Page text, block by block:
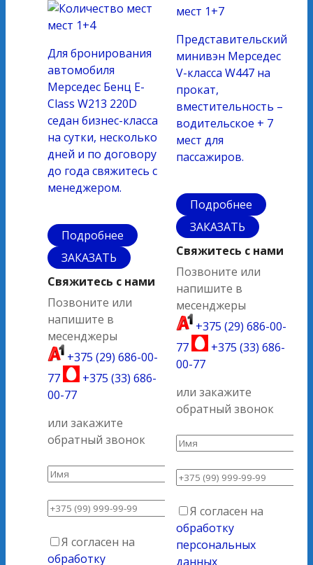
мест 1+4
Для бронирования
автомобиля
Мерседес Бенц Е-
Class W213 220D
седан бизнес-класса
на сутки, несколько
дней и по договору
до года свяжитесь с
менеджером.
Подробнее
ЗАКАЗАТЬ
Свяжитесь с нами
Позвоните или
напишите в
месенджеры
+375 (29) 686-00-
77
+375 (33) 686-
00-77
или закажите
обратный звонок
Я согласен на
обработку
мест 1+7
Представительский
минивэн Мерседес
V-класса W447 на
прокат,
вместительность –
водительское + 7
мест для
пассажиров.
Подробнее
ЗАКАЗАТЬ
Свяжитесь с нами
Позвоните или
напишите в
месенджеры
+375 (29) 686-00-
77
+375 (33) 686-
00-77
или закажите
обратный звонок
Я согласен на
обработку
персональных
данных